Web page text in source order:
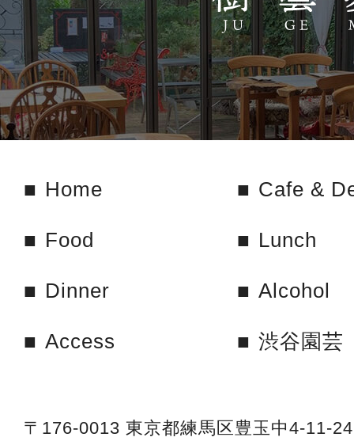
Home Cafe &
Food Lunch
Dinner Alcohol
Access 渋谷園芸
〒176-0013 東京都練馬区豊玉中4-11-24